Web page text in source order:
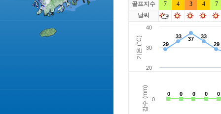
마에스트로
마이다스
베뉴지
베르힐영종
블랙스톤GC이천
빅토리아
골프지수 7 4 3 4
7
날씨